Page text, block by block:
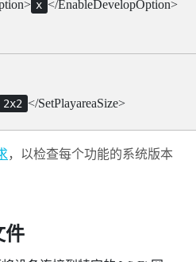
x </EnableDevelopOption>
2x2 </SetPlayareaSize>
，以检查每个功能的系统版本
件